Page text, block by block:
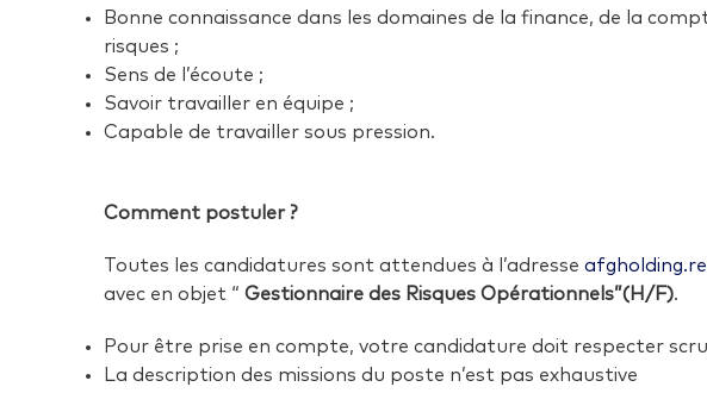
Bonne connaissance dans les domaines de la finance, de la
risques ;
Sens de l’écoute ;
Savoir travailler en équipe ;
Capable de travailler sous pression.
Comment postuler ?
Toutes les candidatures sont attendues à l’adresse
avec en objet “ Gestionnaire des Risques Opérationnels”(H/F).
Pour être prise en compte, votre candidature doit respecter
La description des missions du poste n’est pas exhaustive